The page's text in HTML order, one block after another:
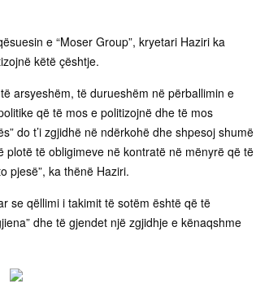
e “Moser Group”, kryetari Haziri ka
këtë çështje.
arsyeshëm, të durueshëm në përballimin e
që të mos e politizojnë dhe të mos
do t’i zgjidhë në ndërkohë dhe shpesoj shumë
të obligimeve në kontratë në mënyrë që të
pjesë”, ka thënë Haziri.
se qëllimi i takimit të sotëm është që të
dhe të gjendet një zgjidhje e kënaqshme